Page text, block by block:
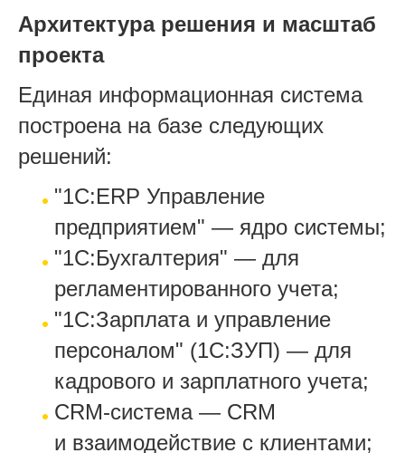
Архитектура решения и масштаб
проекта
Единая информационная система
построена на базе следующих
решений:
"1С:ERP Управление
предприятием" — ядро системы;
"1С:Бухгалтерия" — для
регламентированного учета;
"1С:Зарплата и управление
персоналом" (1С:ЗУП) — для
кадрового и зарплатного учета;
CRM-система — CRM
и взаимодействие с клиентами;